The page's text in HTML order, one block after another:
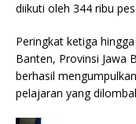
diikuti oleh 344 ribu
Peringkat ketiga
Banten, Provinsi Jawa
berhasil
pelajaran yang